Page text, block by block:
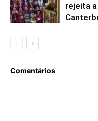
rejeita
Comentários